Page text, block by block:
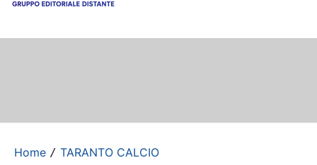
Home / TARANTO CALCIO